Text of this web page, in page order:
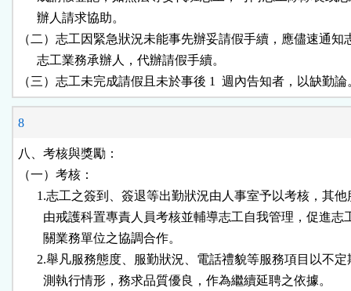
      辦人請求協助。
（二）志工因緊急狀況未能事先辦妥請假手續，應儘速通知
      志工業務承辦人，代辦請假手續。
（三）志工未完成請假且未於事後 1  週內告知者，以缺勤論
8
八、考核與獎勵：
（一）考核：
1.志工之簽到、簽退等出勤狀況由人事室予以考核，其
由戒護科置專責人員考核並輔導志工自我管理，促進志
        關業務單位之協調合作。
2.舉凡服務態度、服勤狀況、電話禮貌等服務項目以不
        測執行情形，務求品質優良，作為繼續延聘之依據。